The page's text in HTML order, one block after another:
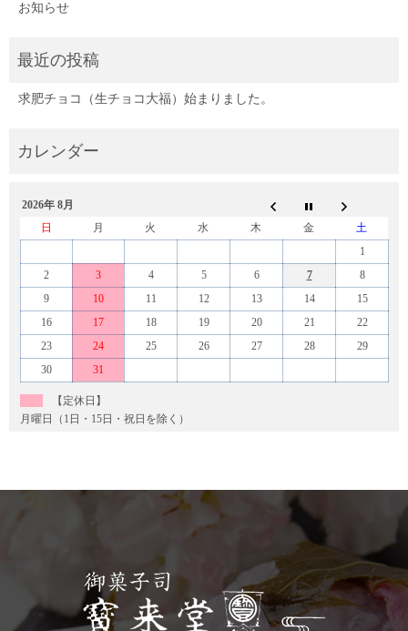
お知らせ
求肥チョコ（生チョコ大福）始まりました。
2026年 8月
日
月 火 水 木 金
土
1
2
3 4 5 6 7
8
9
10 11 12 13 14
15
16
17 18 19 20 21
22
23
24 25 26 27 28
29
30
31
【定休日】
月曜日（1日・15日・祝日を除く）